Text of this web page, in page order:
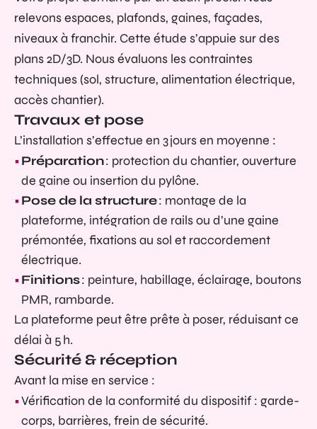
relevons espaces, plafonds, gaines, façades,
niveaux à franchir. Cette étude s’appuie sur des
plans 2D/3D. Nous évaluons les contraintes
techniques (sol, structure, alimentation électrique,
accès chantier).
Travaux et pose
L’installation s’effectue en 3 jours en moyenne :
Préparation: protection du chantier, ouverture
de gaine ou insertion du pylône.
Pose de la structure: montage de la
plateforme, intégration de rails ou d’une gaine
prémontée, fixations au sol et raccordement
électrique.
Finitions: peinture, habillage, éclairage, boutons
PMR, rambarde.
La plateforme peut être prête à poser, réduisant ce
délai à 5 h.
Sécurité & réception
Avant la mise en service :
Vérification de la conformité du dispositif : garde-
corps, barrières, frein de sécurité.